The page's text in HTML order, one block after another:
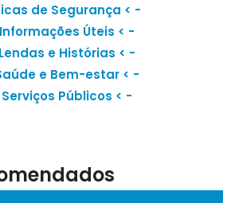
de Segurança < -
Informações Úteis < -
Lendas e Histórias < -
e Bem-estar< -
Serviços Públicos < -